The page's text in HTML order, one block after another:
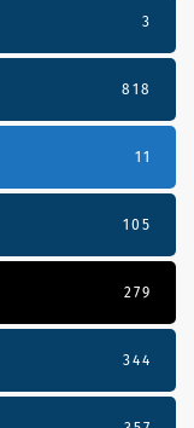
3
818
11
105
279
344